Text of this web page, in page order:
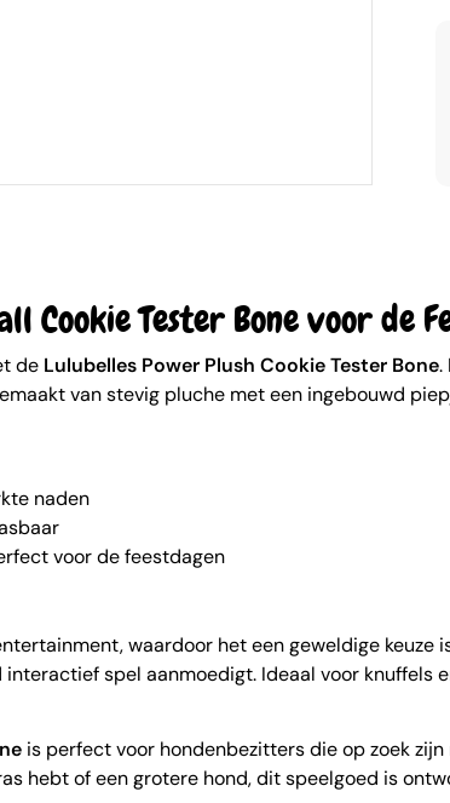
Cookie Tester Bone voor de
de Lulubelles Power Plush Cookie Tester Bone.
van stevig pluche met een ingebouwd
naden
voor de feestdagen
waardoor het een geweldige keuze
spel aanmoedigt. Ideaal voor knuffels
is perfect voor hondenbezitters die op zoek
hebt of een grotere hond, dit speelgoed is